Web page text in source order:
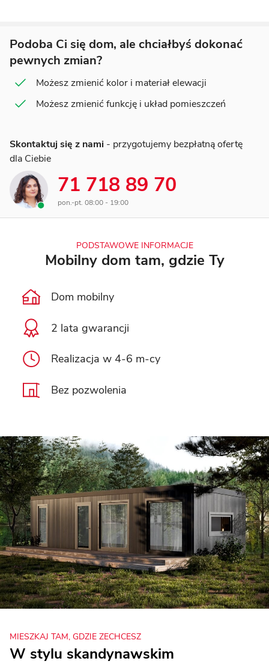
Podoba Ci się dom, ale chciałbyś dokonać
pewnych zmian?
Możesz zmienić kolor i materiał elewacji
Możesz zmienić funkcję i układ pomieszczeń
Skontaktuj się z nami - przygotujemy bezpłatną ofertę
dla Ciebie
71 718 89 70
pon.-pt. 08:00 - 19:00
PODSTAWOWE INFORMACJE
Mobilny dom tam, gdzie Ty
Dom mobilny
2 lata gwarancji
Realizacja w 4-6 m-cy
Bez pozwolenia
MIESZKAJ TAM, GDZIE ZECHCESZ
W stylu skandynawskim